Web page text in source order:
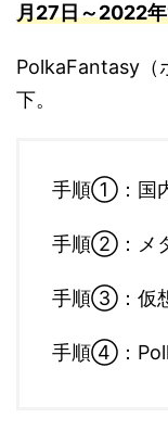
月27日～2022
PolkaFantasy（
下。
手順①：国
手順②：メ
手順③：仮
手順④：